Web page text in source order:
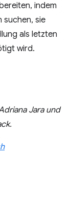
indem
suchen, sie
als letzten
wird.
Jara und